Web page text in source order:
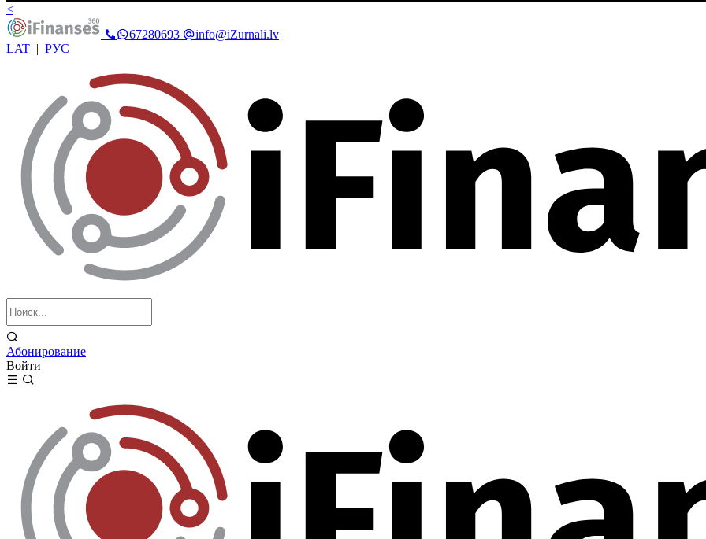
<
67280693
info@iZurnali.lv
LAT | РУС
Абонирование
Войти